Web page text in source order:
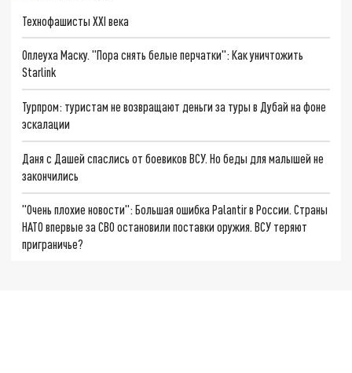
Технофашисты XXI века
Оплеуха Маску. "Пора снять белые перчатки": Как уничтожить
Starlink
Турпром: туристам не возвращают деньги за туры в Дубай на фоне
эскалации
Даня с Дашей спаслись от боевиков ВСУ. Но беды для малышей не
закончились
"Очень плохие новости": Большая ошибка Palantir в России. Страны
НАТО впервые за СВО остановили поставки оружия. ВСУ теряют
приграничье?